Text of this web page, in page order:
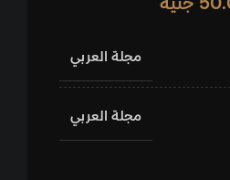
مجلة العربي
مجلة العربي